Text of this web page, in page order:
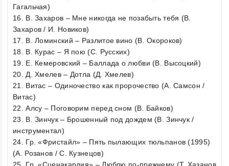
Гагальчая)
16. В. Захаров – Мне никогда не позабыть тебя (В.
Захаров / И. Новиков)
17. В. Ломинский – Разлитое вино (В. Окороков)
18. В. Курас – Я пою (С. Русских)
19. Е. Кемеровский – Баллада о любви (В. Высоцкий)
20. Д. Хмелев – Дотла (Д. Хмелев)
21. Витас – Одиночество как пророчество (А. Самсон /
Витас)
22. Алсу – Поговорим перед сном (В. Байков)
23. В. Зинчук – Брошенный под дождем (В. Зинчук /
инструментал)
24. Гр. «Фристайл» – Пять пылающих тюльпанов (1995)
(А. Розанов / С. Кузнецов)